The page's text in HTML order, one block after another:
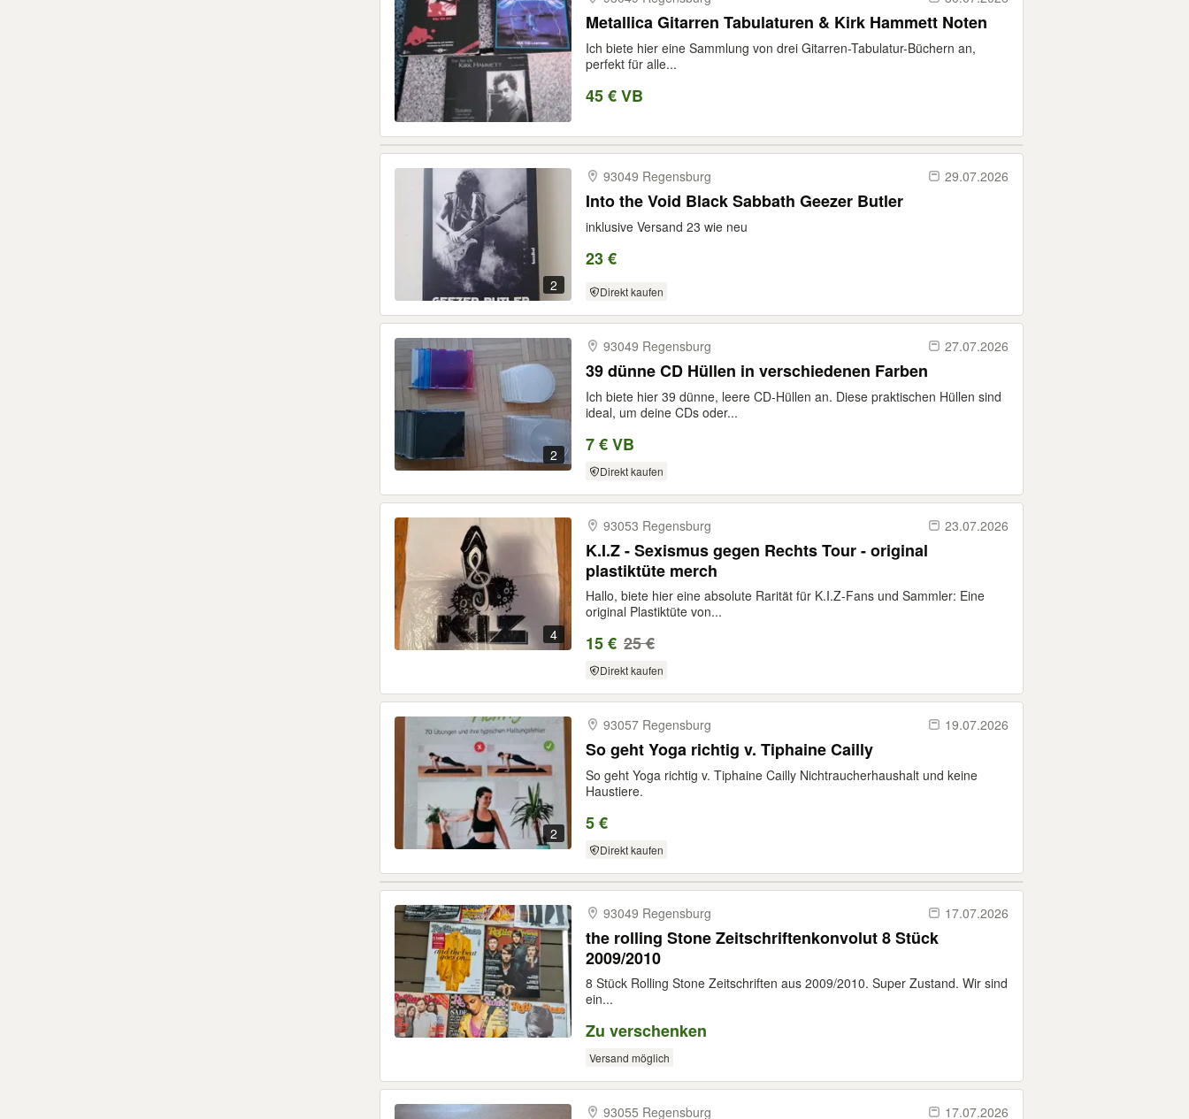
Metallica Gitarren Tabulaturen & Kirk Hammett Noten
Ich biete hier eine Sammlung von drei Gitarren-Tabulatur-Büchern an,
perfekt für alle...
45 € VB
2
93049 Regensburg 29.07.2026
Into the Void Black Sabbath Geezer Butler
inklusive Versand 23 wie neu
23 €
Direkt kaufen
2
93049 Regensburg 27.07.2026
39 dünne CD Hüllen in verschiedenen Farben
Ich biete hier 39 dünne, leere CD-Hüllen an. Diese praktischen Hüllen sind
ideal, um deine CDs oder...
7 € VB
Direkt kaufen
4
93053 Regensburg 23.07.2026
K.I.Z - Sexismus gegen Rechts Tour - original
plastiktüte merch
Hallo, biete hier eine absolute Rarität für K.I.Z-Fans und Sammler: Eine
original Plastiktüte von...
15 € 25 €
Direkt kaufen
2
93057 Regensburg 19.07.2026
So geht Yoga richtig v. Tiphaine Cailly
So geht Yoga richtig v. Tiphaine Cailly Nichtraucherhaushalt und keine
Haustiere.
5 €
Direkt kaufen
93049 Regensburg 17.07.2026
the rolling Stone Zeitschriftenkonvolut 8 Stück
2009/2010
8 Stück Rolling Stone Zeitschriften aus 2009/2010. Super Zustand. Wir sind
ein...
Zu verschenken
Versand möglich
93055 Regensburg 17.07.2026